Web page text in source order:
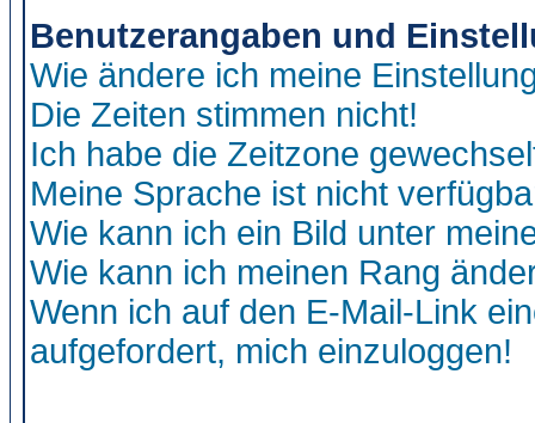
Benutzerangaben und
Wie ändere ich meine
Die Zeiten stimmen nicht!
Ich habe die Zeitzone
Meine Sprache ist nicht
Wie kann ich ein Bild unter
Wie kann ich meinen Rang
Wenn ich auf den E-Mail-Link
aufgefordert, mich einzuloggen!